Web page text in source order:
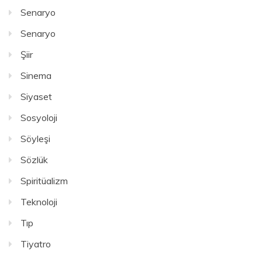
Senaryo
Senaryo
Şiir
Sinema
Siyaset
Sosyoloji
Söyleşi
Sözlük
Spiritüalizm
Teknoloji
Tıp
Tiyatro